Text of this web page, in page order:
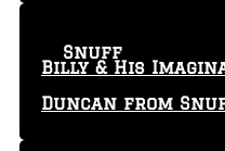
Billy & His
Duncan from
Snuff